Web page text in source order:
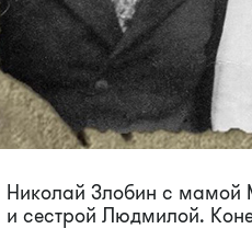
Николай Злобин с мамой
и сестрой Людмилой.